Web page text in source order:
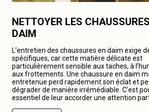
NETTOYER LES
DAIM
L’entretien des chaussures en daim exige
spécifiques, car cette matière délicate est
particulièrement sensible aux taches, à
aux frottements. Une chaussure en daim
entretenue perd rapidement son éclat et
dégrader de manière irrémédiable. C’est
essentiel de leur accorder une attention